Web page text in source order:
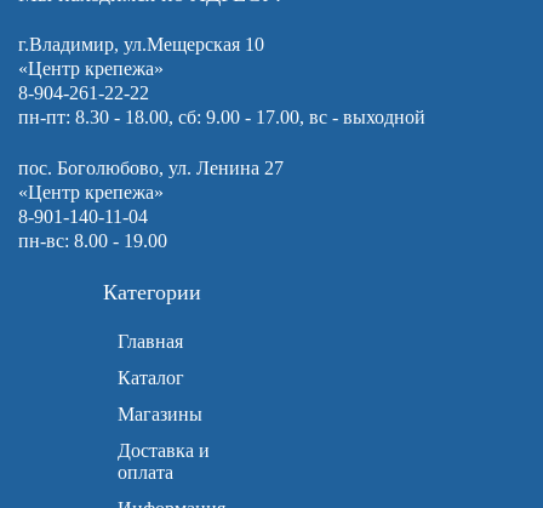
г.Владимир, ул.Мещерская 10
«Центр крепежа»
8-904-261-22-22
пн-пт: 8.30 - 18.00, сб: 9.00 - 17.00, вс - выходной
пос. Боголюбово, ул. Ленина 27
«Центр крепежа»
8-901-140-11-04
пн-вс: 8.00 - 19.00
Категории
Главная
Каталог
Магазины
Доставка и
оплата